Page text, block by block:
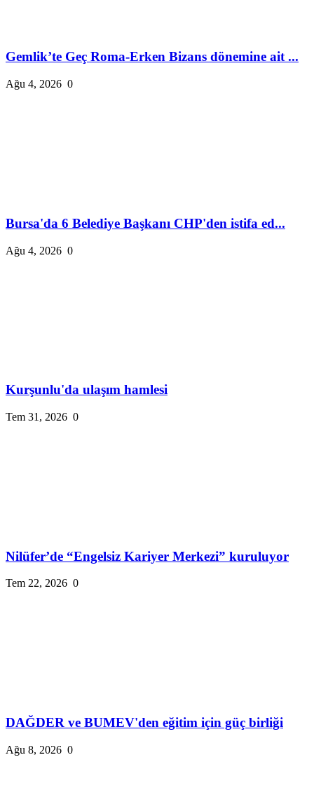
Gemlik’te Geç Roma-Erken Bizans dönemine ait ...
Ağu 4, 2026 0
Bursa'da 6 Belediye Başkanı CHP'den istifa ed...
Ağu 4, 2026 0
Kurşunlu'da ulaşım hamlesi
Tem 31, 2026 0
Nilüfer’de “Engelsiz Kariyer Merkezi” kuruluyor
Tem 22, 2026 0
DAĞDER ve BUMEV'den eğitim için güç birliği
Ağu 8, 2026 0